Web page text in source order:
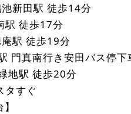
新田駅 徒歩14分
駅 徒歩17分
駅 徒歩19分
門真南行き安田バス停下
地駅 徒歩20分
タすぐ